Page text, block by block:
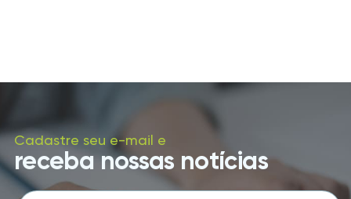
Cadastre seu e-mail e
receba nossas notícias